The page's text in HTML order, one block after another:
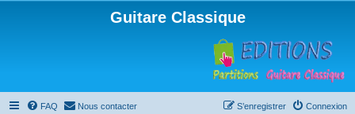
Guitare Classique
FAQ Nous contacter Connexion
S’enregistrer